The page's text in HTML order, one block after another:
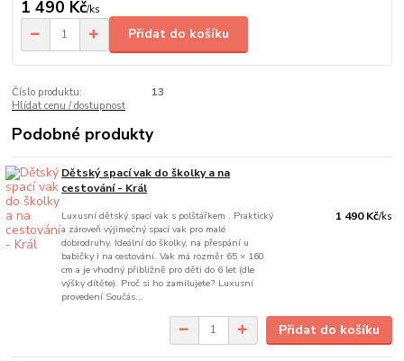
1 490 Kč/ks
Přidat do košíku
Číslo produktu:
13
Hlídat cenu / dostupnost
Podobné produkty
Dětský spací vak do školky a na
cestování - Král
Luxusní dětský spací vak s polštářkem . Praktický
a zároveň výjimečný spací vak pro malé
dobrodruhy. Ideální do školky, na přespání u
babičky i na cestování. Vak má rozměr 65 × 160
cm a je vhodný přibližně pro děti do 6 let (dle
výšky dítěte). Proč si ho zamilujete? Luxusní
provedení Součás...
1 490 Kč/ks
Přidat do košíku